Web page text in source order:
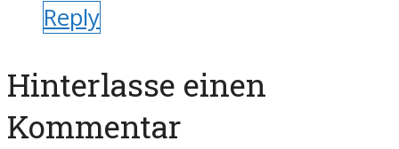
Reply
Hinterlasse einen
Kommentar